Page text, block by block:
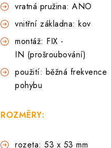
vratná pružina: ANO
vnitřní základna: kov
montáž: FIX -
IN (prošroubování)
použití: běžná frekvence
pohybu
ROZMĚRY:
rozeta: 53 x 53 mm